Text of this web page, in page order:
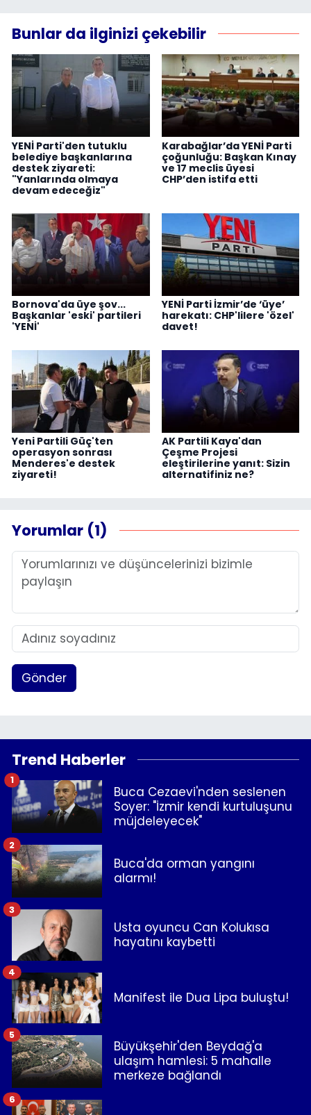
Bunlar da ilginizi çekebilir
YENİ Parti'den tutuklu
belediye başkanlarına
destek ziyareti:
"Yanlarında olmaya
devam edeceğiz"
Karabağlar’da YENİ Parti
çoğunluğu: Başkan Kınay
ve 17 meclis üyesi
CHP’den istifa etti
Bornova'da üye şov...
Başkanlar 'eski' partileri
'YENİ'
YENİ Parti İzmir’de ‘üye’
harekatı: CHP'lilere 'özel'
davet!
Yeni Partili Güç'ten
operasyon sonrası
Menderes'e destek
ziyareti!
AK Partili Kaya'dan
Çeşme Projesi
eleştirilerine yanıt: Sizin
alternatifiniz ne?
Yorumlar (1)
Gönder
Trend Haberler
Buca Cezaevi'nden seslenen
Soyer: "İzmir kendi kurtuluşunu
müjdeleyecek"
1
Buca'da orman yangını
alarmı!
2
Usta oyuncu Can Kolukısa
hayatını kaybetti
3
Manifest ile Dua Lipa buluştu!
4
Büyükşehir'den Beydağ'a
ulaşım hamlesi: 5 mahalle
merkeze bağlandı
5
6